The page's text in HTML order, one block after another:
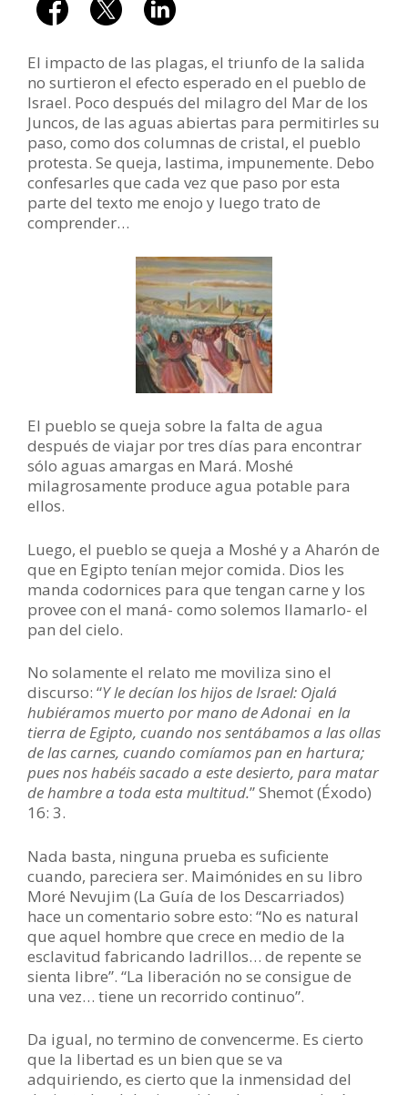
El impacto de las plagas, el triunfo de la salida
no surtieron el efecto esperado en el pueblo de
Israel. Poco después del milagro del Mar de los
Juncos, de las aguas abiertas para permitirles su
paso, como dos columnas de cristal, el pueblo
protesta. Se queja, lastima, impunemente. Debo
confesarles que cada vez que paso por esta
parte del texto me enojo y luego trato de
comprender…
El pueblo se queja sobre la falta de agua
después de viajar por tres días para encontrar
sólo aguas amargas en Mará. Moshé
milagrosamente produce agua potable para
ellos.
Luego, el pueblo se queja a Moshé y a Aharón de
que en Egipto tenían mejor comida. Dios les
manda codornices para que tengan carne y los
provee con el maná- como solemos llamarlo- el
pan del cielo.
No solamente el relato me moviliza sino el
discurso: “Y le decían los hijos de Israel: Ojalá
hubiéramos muerto por mano de Adonai en la
tierra de Egipto, cuando nos sentábamos a las ollas
de las carnes, cuando comíamos pan en hartura;
pues nos habéis sacado a este desierto, para matar
de hambre a toda esta multitud.” Shemot (Éxodo)
16: 3.
Nada basta, ninguna prueba es suficiente
cuando, pareciera ser. Maimónides en su libro
Moré Nevujim (La Guía de los Descarriados)
hace un comentario sobre esto: “No es natural
que aquel hombre que crece en medio de la
esclavitud fabricando ladrillos… de repente se
sienta libre”. “La liberación no se consigue de
una vez… tiene un recorrido continuo”.
Da igual, no termino de convencerme. Es cierto
que la libertad es un bien que se va
adquiriendo, es cierto que la inmensidad del